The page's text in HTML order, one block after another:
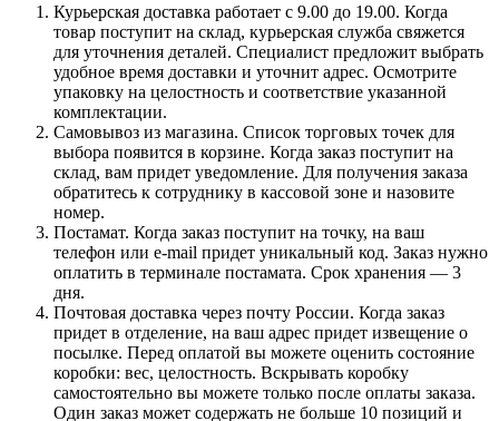
Курьерская доставка работает с 9.00 до 19.00. Когда
товар поступит на склад, курьерская служба свяжется
для уточнения деталей. Специалист предложит выбрать
удобное время доставки и уточнит адрес. Осмотрите
упаковку на целостность и соответствие указанной
комплектации.
Самовывоз из магазина. Список торговых точек для
выбора появится в корзине. Когда заказ поступит на
склад, вам придет уведомление. Для получения заказа
обратитесь к сотруднику в кассовой зоне и назовите
номер.
Постамат. Когда заказ поступит на точку, на ваш
телефон или e-mail придет уникальный код. Заказ нужно
оплатить в терминале постамата. Срок хранения — 3
дня.
Почтовая доставка через почту России. Когда заказ
придет в отделение, на ваш адрес придет извещение о
посылке. Перед оплатой вы можете оценить состояние
коробки: вес, целостность. Вскрывать коробку
самостоятельно вы можете только после оплаты заказа.
Один заказ может содержать не больше 10 позиций и